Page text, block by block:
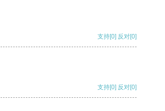
支持[0] 反对[0]
支持[0] 反对[0]